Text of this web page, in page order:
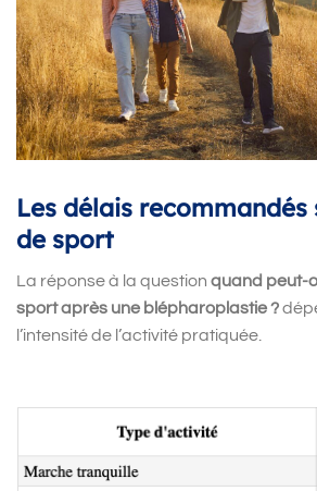
Les délais
de sport
La réponse à la question quand peut-
sport après une blépharoplastie ?
l’intensité de l’activité pratiquée.